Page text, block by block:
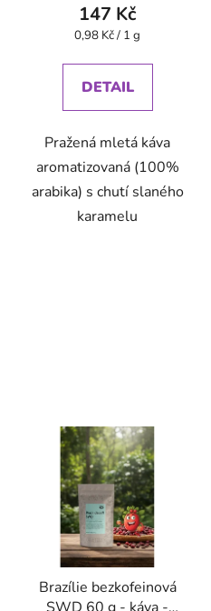
147 Kč
Měrná
0,98 Kč / 1 g
DETAIL
Pražená mletá káva
aromatizovaná (100%
arabika) s chutí slaného
karamelu
Brazílie bezkofeinová